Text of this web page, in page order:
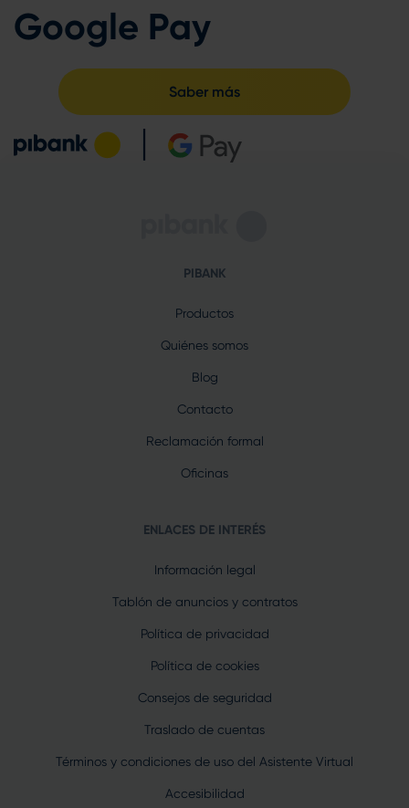
Google Pay
Saber más
PIBANK
Productos
Quiénes somos
Blog
Contacto
Reclamación formal
Oficinas
ENLACES DE INTERÉS
Información legal
Tablón de anuncios y contratos
Política de privacidad
Política de cookies
Consejos de seguridad
Traslado de cuentas
Términos y condiciones de uso del Asistente Virtual
Accesibilidad